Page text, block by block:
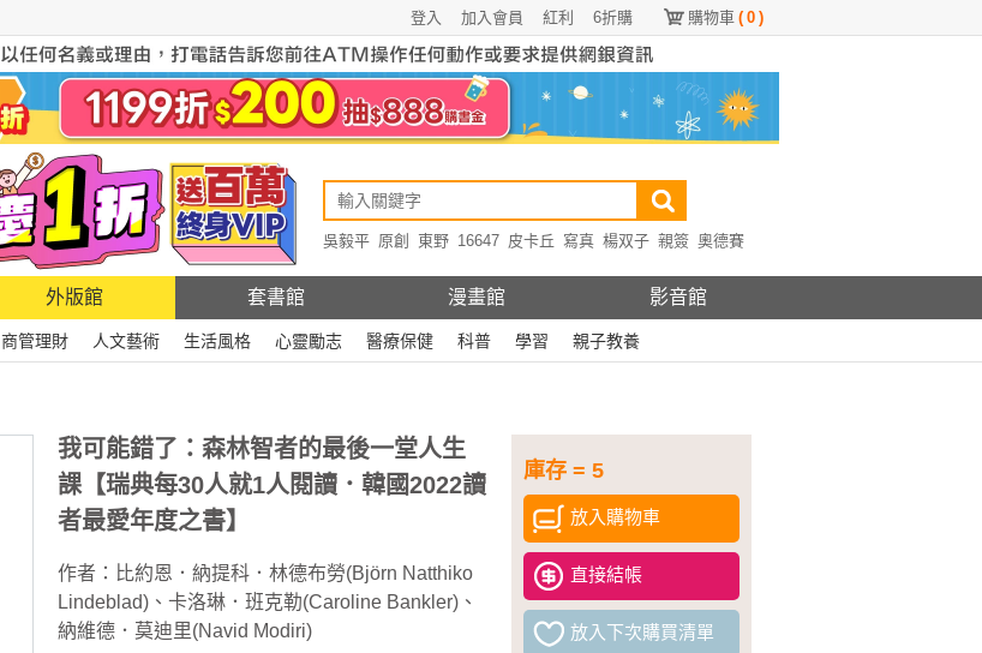
購物車 ( 0 )
6折購
紅利
加入會員
登入
吳毅平 原創 東野 16647 皮卡丘 寫真 楊双子 親簽 奧德賽
外版館 套書館 漫畫館 影音館
商管理財 人文藝術 生活風格 心靈勵志 醫療保健 科普 學習 親子教養
庫存 = 5
放入購物車
直接結帳
放入下次購買清單
我可能錯了：森林智者的最後一堂人生
課【瑞典每30人就1人閱讀．韓國2022讀
者最愛年度之書】
作者： 比約恩．納提科．林德布勞(Björn Natthiko
Lindeblad) 、 卡洛琳．班克勒(Caroline Bankler) 、
納維德．莫迪里(Navid Modiri)